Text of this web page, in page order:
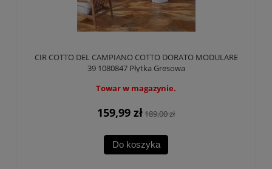
CIR COTTO DEL CAMPIANO COTTO DORATO MODULARE
39 1080847 Płytka Gresowa
Towar w magazynie.
159,99 zł189,00 zł
Do koszyka